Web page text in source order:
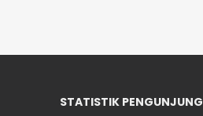
STATISTIK PENGUNJUNG